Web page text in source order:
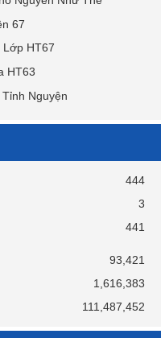
444
3
441
93,421
1,616,383
111,487,452